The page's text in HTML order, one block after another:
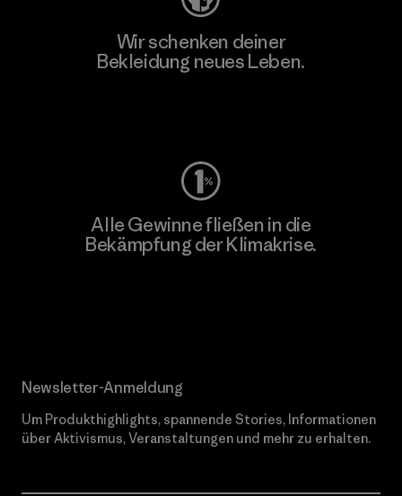
Wir schenken deiner
Bekleidung neues Leben.
Alle Gewinne fließen in die
Bekämpfung der Klimakrise.
Newsletter-Anmeldung
Um Produkthighlights, spannende Stories, Informationen
über Aktivismus, Veranstaltungen und mehr zu erhalten.